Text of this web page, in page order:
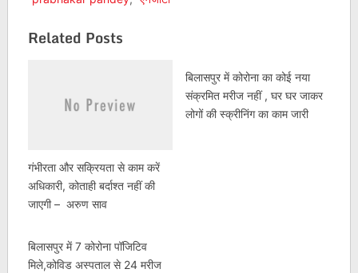
Related Posts
गंभीरता और सक्रियता से काम करें
अधिकारी, कोताही बर्दाश्त नहीं की
जाएगी – अरुण साव
बिलासपुर में कोरोना का कोई नया
संक्रमित मरीज नहीं , घर घर जाकर
लोगों की स्क्रीनिंग का काम जारी
बिलासपुर में 7 कोरोना पॉजिटिव
मिले,कोविड अस्पताल से 24 मरीज